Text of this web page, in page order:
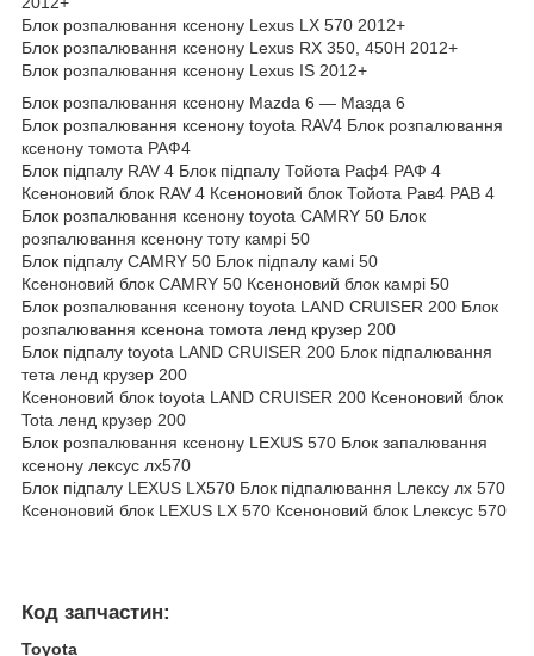
Блок розпалювання ксенону Lexus LX 570 2012+
Блок розпалювання ксенону Lexus RX 350, 450H 2012+
Блок розпалювання ксенону Lexus IS 2012+
Блок розпалювання ксенону Mazda 6 — Мазда 6
Блок розпалювання ксенону toyota RAV4 Блок розпалювання
ксенону томота РАФ4
Блок підпалу RAV 4 Блок підпалу Тойота Раф4 РАФ 4
Ксеноновий блок RAV 4 Ксеноновий блок Тойота Рав4 РАВ 4
Блок розпалювання ксенону toyota CAMRY 50 Блок
розпалювання ксенону тоту камрі 50
Блок підпалу CAMRY 50 Блок підпалу камі 50
Ксеноновий блок CAMRY 50 Ксеноновий блок камрі 50
Блок розпалювання ксенону toyota LAND CRUISER 200 Блок
розпалювання ксенона томота ленд крузер 200
Блок підпалу toyota LAND CRUISER 200 Блок підпалювання
тета ленд крузер 200
Ксеноновий блок toyota LAND CRUISER 200 Ксеноновий блок
Tota ленд крузер 200
Блок розпалювання ксенону LEXUS 570 Блок запалювання
ксенону лексус лх570
Блок підпалу LEXUS LX570 Блок підпалювання Lлексу лх 570
Ксеноновий блок LEXUS LX 570 Ксеноновий блок Lлексус 570
Код запчастин:
Toyota